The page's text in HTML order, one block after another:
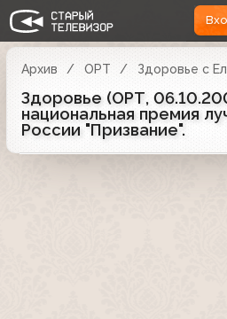
Архив ОРТ Здоровье с
Здоровье (ОРТ,
национальная премия
России "Призвание".